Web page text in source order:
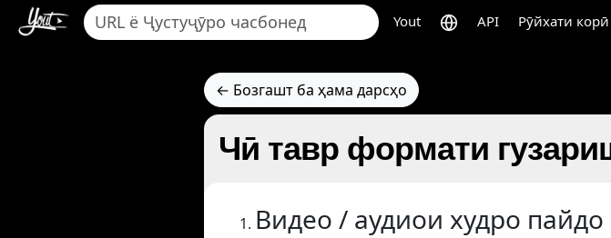
Yout API Рӯйхати корӣ
← Бозгашт ба ҳама дарсҳо
Чӣ тавр формати
Видео / аудиои худро пайдо